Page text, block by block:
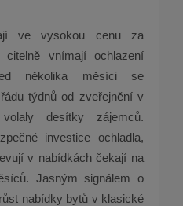
ve vysokou cenu za
citelně vnímají ochlazení
několika měsíci se
týdnů od zveřejnění v
desítky zájemců.
investice ochladla,
v nabídkách čekají na
Jasným signálem o
nabídky bytů v klasické